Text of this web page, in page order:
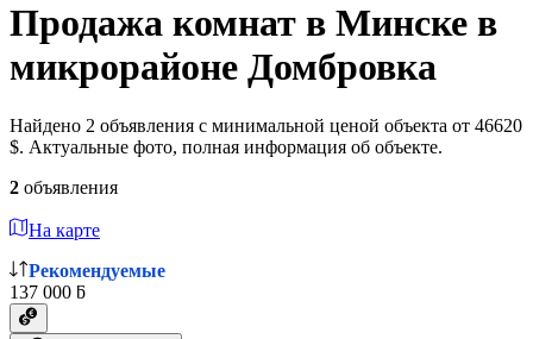
Продажа комнат в Минске в
микрорайоне Домбровка
Найдено 2 объявления с минимальной ценой объекта от 46620
$. Актуальные фото, полная информация об объекте.
2 объявления
На карте
Рекомендуемые
137 000 ƃ